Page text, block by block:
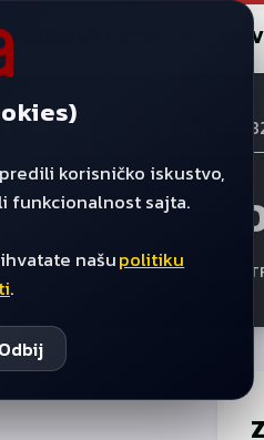
PRODAJNI PROGRAM
Default Group
Pcb Modul Sa Kucistem Rrr
korisničko iskustvo,
funkcionalnost sajta.
našupolitiku
.
Odbij
FR